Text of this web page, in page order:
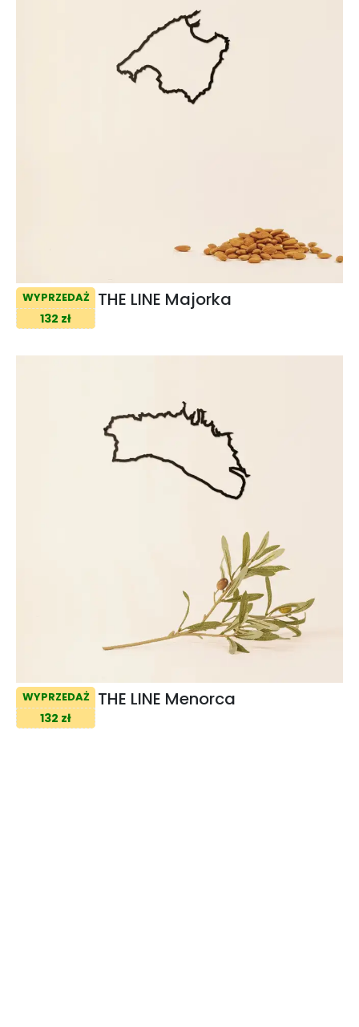
WYPRZEDAŻ
132 zł
THE LINE Majorka
WYPRZEDAŻ
132 zł
THE LINE Menorca